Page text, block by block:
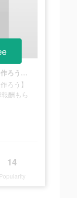
【君だけの最強パーティを作ろう】今ならジェム6,000個+豪華報酬もらえる！
ろう】
酬もら
14
Popularity